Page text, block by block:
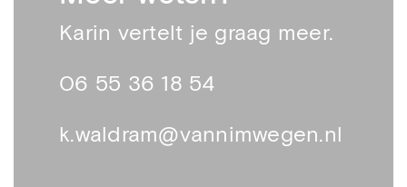
Karin vertelt je graag meer.
06 55 36 18 54
k.waldram@vannimwegen.nl